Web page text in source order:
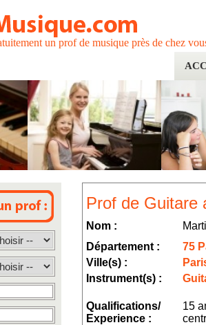
un prof de musique près de chez
Prof de Guitare
Nom :
Département :
75
Ville(s) :
Instrument(s) :
Qualifications/
Experience :
15